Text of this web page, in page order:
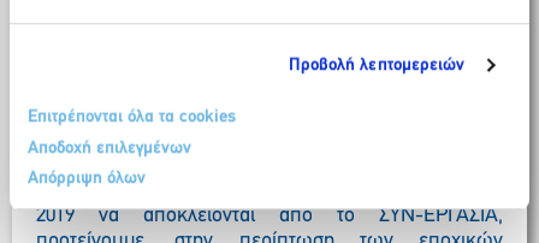
Προβολή λεπτομερειών
Επιτρέπονται όλα τα cookies
Αποδοχή επιλεγμένων
Απόρριψη όλων
επιχειρήσεις να εντάσσουν τους εργαζομένους τους
εργασίας τους σε αναστολή, όπως υποχρεώνονται εκ
Για την επίλυση του παραπάνω προβλήματος, που
οδηγεί στο παράδοξο επιχειρήσεις που τα έσοδά τους
το 2020 δεν ξεπέρασαν το 20-30% των εσόδων του
2019 να αποκλείονται από το ΣΥΝ-ΕΡΓΑΣΙΑ,